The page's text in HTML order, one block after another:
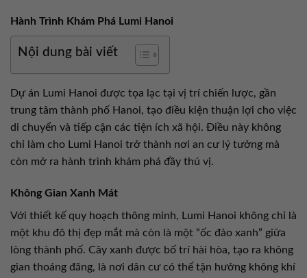
Hành Trình Khám Phá Lumi Hanoi
Nội dung bài viết
Dự án Lumi Hanoi được tọa lạc tại vị trí chiến lược, gần
trung tâm thành phố Hanoi, tạo điều kiện thuận lợi cho việc
di chuyển và tiếp cận các tiện ích xã hội. Điều này không
chỉ làm cho Lumi Hanoi trở thành nơi an cư lý tưởng mà
còn mở ra hành trình khám phá đầy thú vị.
Không Gian Xanh Mát
Với thiết kế quy hoạch thông minh, Lumi Hanoi không chỉ là
một khu đô thị đẹp mắt mà còn là một “ốc đảo xanh” giữa
lòng thành phố. Cây xanh được bố trí hài hòa, tạo ra không
gian thoáng đãng, là nơi dân cư có thể tận hưởng không khí